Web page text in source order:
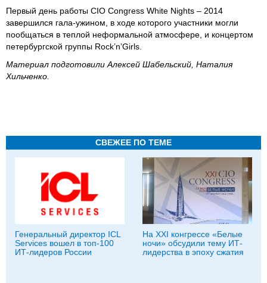
Первый день работы CIO Congress White Nights – 2014
завершился гала-ужином, в ходе которого участники могли
пообщаться в теплой неформальной атмосфере, и концертом
петербургской группы Rock’n’Girls.
Материал подготовили Алексей Шабельский, Наталия
Хильченко.
СВЕЖЕЕ ПО ТЕМЕ
Генеральный директор ICL
Services вошел в топ-100
ИТ-лидеров России
На XXI конгрессе «Белые
ночи» обсудили тему ИТ-
лидерства в эпоху сжатия